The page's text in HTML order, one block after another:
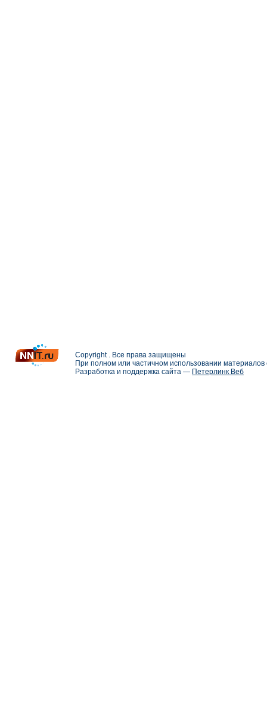
Copyright . Все права защищены
При полном или частичном использовании
Разработка и поддержка сайта — Петерлинк Веб